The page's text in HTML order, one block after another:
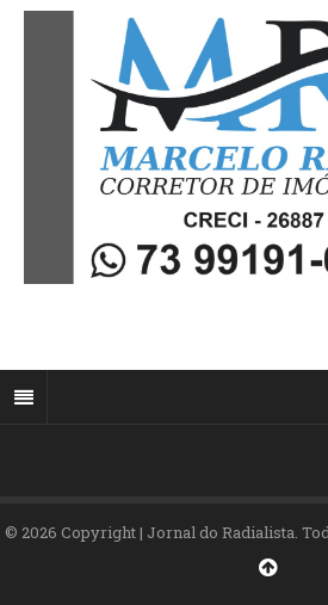
© 2026 Copyright | Jornal do Radialista.